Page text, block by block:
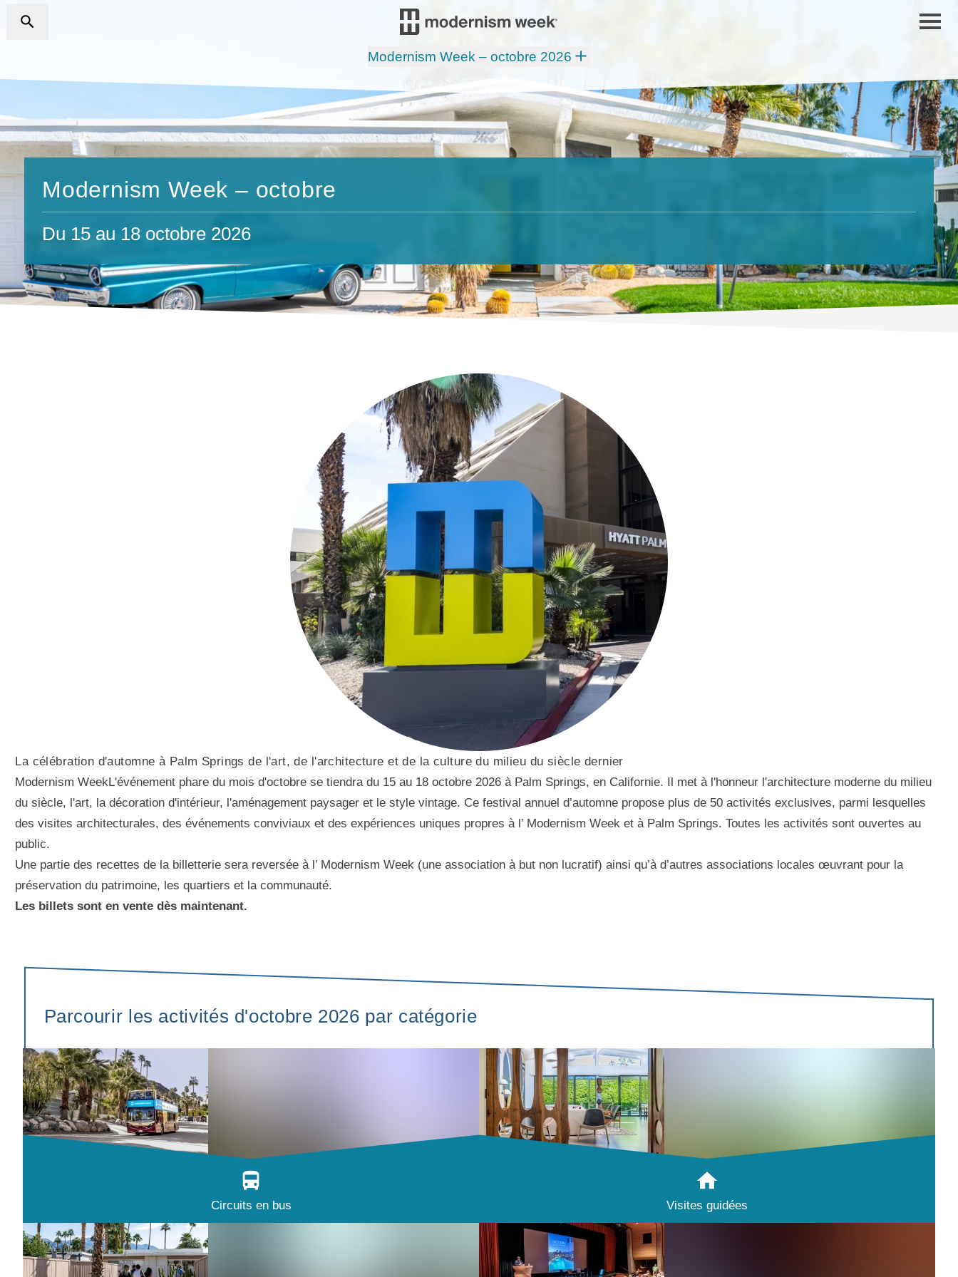
Modernism Week – octobre 2026
Modernism Week – octobre
Du 15 au 18 octobre 2026
La célébration d'automne à Palm Springs de l'art, de l'architecture et de la culture du milieu du siècle dernier
Modernism WeekL'événement phare du mois d'octobre se tiendra du 15 au 18 octobre 2026 à Palm Springs, en Californie. Il met à l'honneur l'architecture moderne du milieu
du siècle, l'art, la décoration d'intérieur, l'aménagement paysager et le style vintage. Ce festival annuel d’automne propose plus de 50 activités exclusives, parmi lesquelles
des visites architecturales, des événements conviviaux et des expériences uniques propres à l’ Modernism Week et à Palm Springs. Toutes les activités sont ouvertes au
public.
Une partie des recettes de la billetterie sera reversée à l’ Modernism Week (une association à but non lucratif) ainsi qu’à d’autres associations locales œuvrant pour la
préservation du patrimoine, les quartiers et la communauté.
Les billets sont en vente dès maintenant.
Parcourir les activités d'octobre 2026 par catégorie
Circuits en bus Visites guidées